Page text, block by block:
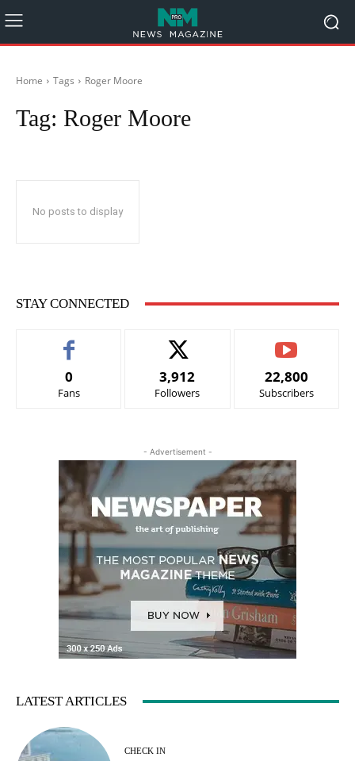
Home Tags Roger Moore
Tag: Roger Moore
No posts to display
STAY CONNECTED
0
Fans
3,912
Followers
22,800
Subscribers
- Advertisement -
LATEST ARTICLES
CHECK IN